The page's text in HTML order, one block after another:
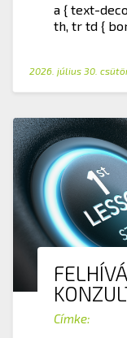
a { text-
th, tr td {
2026. július 30.
Címke: